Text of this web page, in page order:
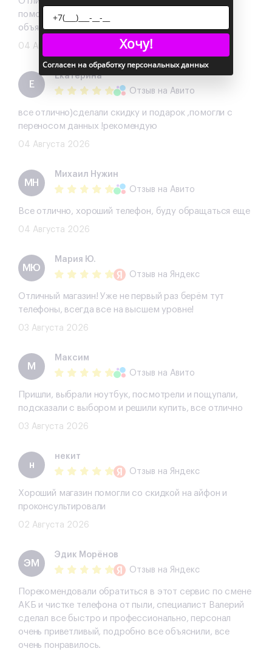
помогли с выбором все оперативно и отлично
объяснили разницу в вариантах
04 Августа 2026
Е
Екатерина
Отзыв на Авито
все отлично)сделали скидку и подарок ,помогли с
переносом данных !рекомендую
04 Августа 2026
МН
Михаил Нужин
Отзыв на Авито
Все отлично, хороший телефон, буду обращаться еще
04 Августа 2026
МЮ
Мария Ю.
Отзыв на Яндекс
Отличный магазин! Уже не первый раз берём тут
телефоны, всегда все на высшем уровне!
03 Августа 2026
М
Максим
Отзыв на Авито
Пришли, выбрали ноутбук, посмотрели и пощупали,
подсказали с выбором и решили купить, все отлично
03 Августа 2026
н
некит
Отзыв на Яндекс
Хороший магазин помогли со скидкой на айфон и
проконсультировали
02 Августа 2026
ЭМ
Эдик Морёнов
Отзыв на Яндекс
Порекомендовали обратиться в этот сервис по смене
АКБ и чистке телефона от пыли, специалист Валерий
сделал все быстро и профессионально, персонал
очень приветливый, подробно все объяснили, все
очень понравилось.
Хочу!
Согласен на обработку персональных данных